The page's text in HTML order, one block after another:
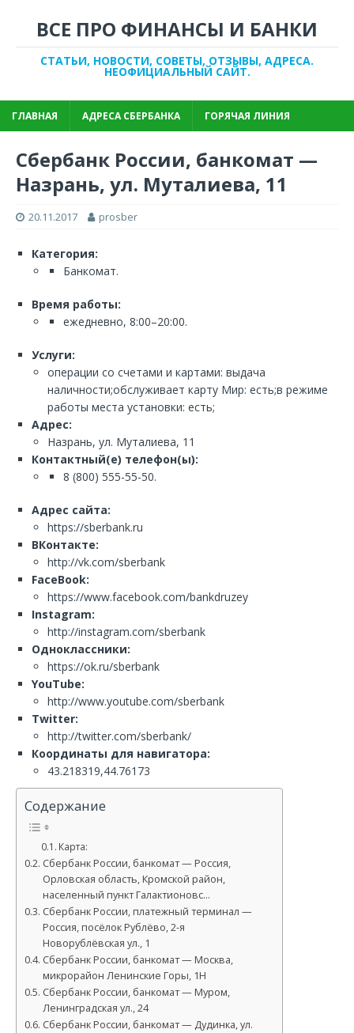
ВСЕ ПРО ФИНАНСЫ И БАНКИ
СТАТЬИ, НОВОСТИ, СОВЕТЫ, ОТЗЫВЫ, АДРЕСА.
НЕОФИЦИАЛЬНЫЙ САЙТ.
ГЛАВНАЯ АДРЕСА СБЕРБАНКА ГОРЯЧАЯ ЛИНИЯ
Сбербанк России, банкомат —
Назрань, ул. Муталиева, 11
20.11.2017 prosber
Категория:
Банкомат.
Время работы:
ежедневно, 8:00–20:00.
Услуги:
операции со счетами и картами: выдача
наличности;обслуживает карту Мир: есть;в режиме
работы места установки: есть;
Адрес:
Назрань, ул. Муталиева, 11
Контактный(е) телефон(ы):
8 (800) 555-55-50.
Адрес сайта:
https://sberbank.ru
ВКонтакте:
http://vk.com/sberbank
FaceBook:
https://www.facebook.com/bankdruzey
Instagram:
http://instagram.com/sberbank
Одноклассники:
https://ok.ru/sberbank
YouTube:
http://www.youtube.com/sberbank
Twitter:
http://twitter.com/sberbank/
Координаты для навигатора:
43.218319,44.76173
Содержание
Карта:
Сбербанк России, банкомат — Россия,
Орловская область, Кромской район,
населенный пункт Галактионовс…
Сбербанк России, платежный терминал —
Россия, посёлок Рублёво, 2-я
Новорублёвская ул., 1
Сбербанк России, банкомат — Москва,
микрорайон Ленинские Горы, 1Н
Сбербанк России, банкомат — Муром,
Ленинградская ул., 24
Сбербанк России, банкомат — Дудинка, ул.